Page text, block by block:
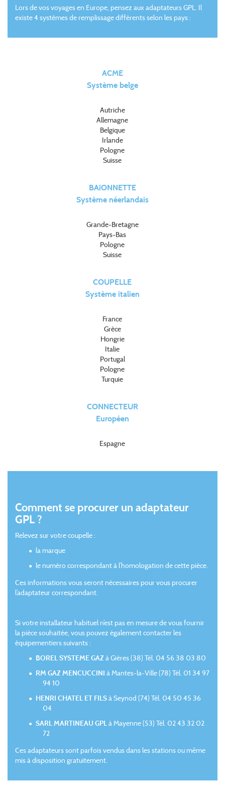
Lors de vos voyages en Europe, pensez aux adaptateurs GPL. Il
existe 4 systèmes de remplissage différents selon les pays :
ACME
Système belge
Autriche
Allemagne
Belgique
Irlande
Pologne
Suisse
BAïONNETTE
Système néerlandais
Grande-Bretagne
Pays-Bas
Pologne
Suisse
COUPELLE
Système italien
France
Grèce
Hongrie
Italie
Portugal
Pologne
Turquie
CONNECTEUR
Européen
Espagne
Comment se procurer un adaptateur
GPL ?
Relevez sur votre coupelle :
la marque
le numéro correspondant à l’homologation de cette pièce.
Ces informations vous seront nécessaires pour vous procurer
l’adaptateur correspondant.
Si votre installateur habituel n’est pas en mesure de vous fournir
la pièce souhaitée, vous pouvez également contacter les
équipementiers suivants :
BOREL SYSTEME GAZà Gières (38) Tél. 04 56 38 03 80
RM GAZ MENCUCCINI à Mantes-la-Ville (78) Tél. 01 34 97
94 10
HENRI CHATEL ET FILSà Seynod (74) Tél. 04 50 45 36
04
SARL MARTINEAU GPL à Mayenne (53) Tél. 02 43 32 02
72
Ces adaptateurs sont parfois vendus dans les stations ou même
mis à disposition gratuitement.